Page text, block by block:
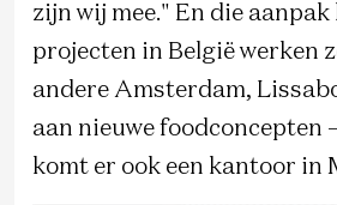
zijn wij mee." En die
projecten in België werken
andere Amsterdam,
aan nieuwe foodconcepten
komt er ook een kantoor in